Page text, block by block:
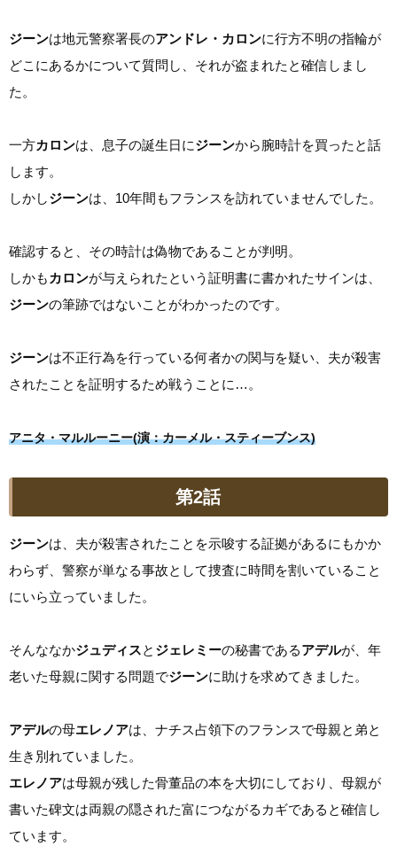
ジーンは地元警察署長のアンドレ・カロンに行方不明の指輪が
どこにあるかについて質問し、それが盗まれたと確信しまし
た。
一方カロンは、息子の誕生日にジーンから腕時計を買ったと話
します。
しかしジーンは、10年間もフランスを訪れていませんでした。
確認すると、その時計は偽物であることが判明。
しかも カロンが与えられたという証明書に書かれたサインは、
ジーンの筆跡ではないことがわかったのです。
ジーンは不正行為を行っている何者かの関与を疑い、夫が殺害
されたことを証明するため戦うことに…。
アニタ・マルルーニー(演：カーメル・スティーブンス)
第2話
ジーンは、夫が殺害されたことを示唆する証拠があるにもかか
わらず、警察が単なる事故として捜査に時間を割いていること
にいら立っていました。
そんななかジュディスと ジェレミーの秘書であるアデルが、年
老いた母親に関する問題でジーンに助けを求めてきました。
アデルの母エレノアは、ナチス占領下のフランスで母親と弟と
生き別れていました。
エレノアは母親が残した骨董品の本を大切にしており、母親が
書いた碑文は両親の隠された富につながるカギであると確信し
ています。